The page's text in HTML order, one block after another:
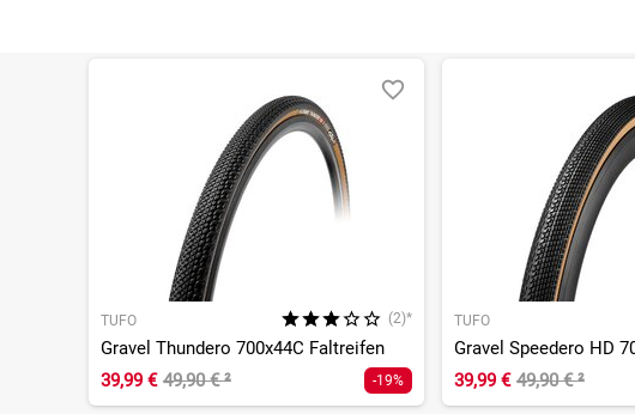
TUFO (2)*
Gravel Thundero 700x44C Faltreifen
39,99 € 49,90 €² -19%
TUFO
39,99 € 49,90 €²